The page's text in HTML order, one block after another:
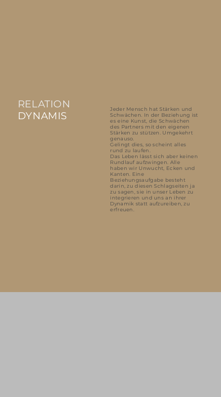
RELATION
DYNAMIS
Jeder Mensch hat Stärken und
Schwächen. In der Beziehung ist
es eine Kunst, die Schwächen
des Partners mit den eigenen
Stärken zu stützen. Umgekehrt
genauso.
Gelingt dies, so scheint alles
rund zu laufen.
Das Leben lässt sich aber keinen
Rundlauf aufzwingen. Alle
haben wir Unwucht, Ecken und
Kanten. Eine
Beziehungsaufgabe besteht
darin, zu diesen Schlagseiten ja
zu sagen, sie in unser Leben zu
integrieren und uns an ihrer
Dynamik statt aufzureiben, zu
erfreuen.